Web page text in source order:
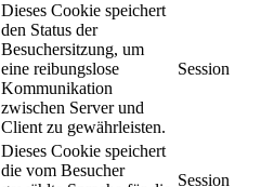
Dieses Cookie speichert
den Status der
Besuchersitzung, um
eine reibungslose
Kommunikation
zwischen Server und
Client zu gewährleisten.
Session
Dieses Cookie speichert
die vom Besucher
Session